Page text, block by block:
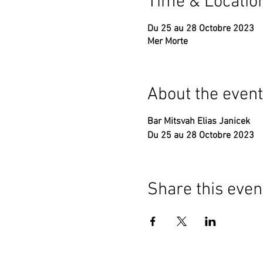
Du 25 au 28 Octobre 2023
Mer Morte
About the event
Bar Mitsvah Elias Janicek
Du 25 au 28 Octobre 2023
Share this